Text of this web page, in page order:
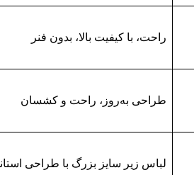
راحت، با کیفیت بالا، بدون فنر
طراحی به‌روز، راحت و کشسان
لباس زیر سایز بزرگ با طراحی